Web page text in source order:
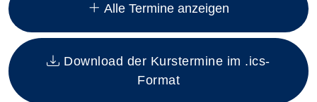
Alle Termine anzeigen
Download der Kurstermine im .ics-
Format